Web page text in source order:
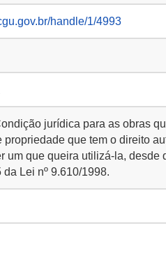
handle/1/4993
jurídica para as obras
que tem o direito
um que queira utilizá-la, desde
Lei nº 9.610/1998.